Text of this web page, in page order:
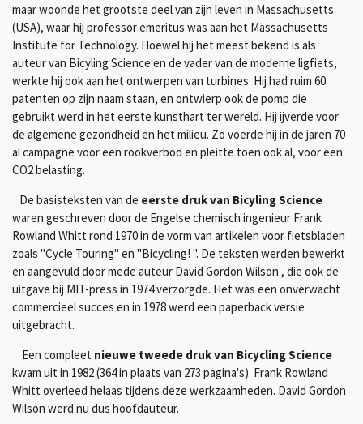
maar woonde het grootste deel van zijn leven in Massachusetts
(USA), waar hij professor emeritus was aan het Massachusetts
Institute for Technology. Hoewel hij het meest bekend is als
auteur van Bicyling Science en de vader van de moderne ligfiets,
werkte hij ook aan het ontwerpen van turbines. Hij had ruim 60
patenten op zijn naam staan, en ontwierp ook de pomp die
gebruikt werd in het eerste kunsthart ter wereld. Hij ijverde voor
de algemene gezondheid en het milieu. Zo voerde hij in de jaren 70
al campagne voor een rookverbod en pleitte toen ook al, voor een
CO2 belasting.
De basisteksten van de eerste druk van Bicyling Science
waren geschreven door de Engelse chemisch ingenieur Frank
Rowland Whitt rond 1970 in de vorm van artikelen voor fietsbladen
zoals "Cycle Touring" en "Bicycling! ". De teksten werden bewerkt
en aangevuld door mede auteur David Gordon Wilson , die ook de
uitgave bij MIT-press in 1974 verzorgde. Het was een onverwacht
commercieel succes en in 1978 werd een paperback versie
uitgebracht.
Een compleet nieuwe tweede druk van Bicycling Science
kwam uit in 1982 (364 in plaats van 273 pagina's). Frank Rowland
Whitt overleed helaas tijdens deze werkzaamheden. David Gordon
Wilson werd nu dus hoofdauteur.